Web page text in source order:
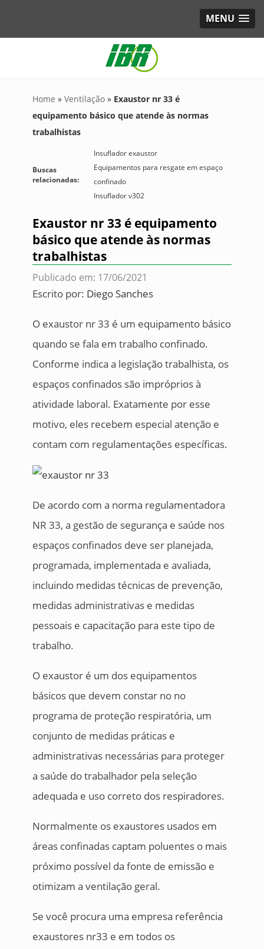
MENU
Home » Ventilação » Exaustor nr 33 é
equipamento básico que atende às normas
trabalhistas
Buscas
relacionadas:
Insuflador exaustor
Equipamentos para resgate em espaço
confinado
Insuflador v302
Exaustor nr 33 é equipamento
básico que atende às normas
trabalhistas
Publicado em: 17/06/2021
Escrito por: Diego Sanches
O exaustor nr 33 é um equipamento básico
quando se fala em trabalho confinado.
Conforme indica a legislação trabalhista, os
espaços confinados são impróprios à
atividade laboral. Exatamente por esse
motivo, eles recebem especial atenção e
contam com regulamentações específicas.
De acordo com a norma regulamentadora
NR 33, a gestão de segurança e saúde nos
espaços confinados deve ser planejada,
programada, implementada e avaliada,
incluindo medidas técnicas de prevenção,
medidas administrativas e medidas
pessoais e capacitação para este tipo de
trabalho.
O exaustor é um dos equipamentos
básicos que devem constar no no
programa de proteção respiratória, um
conjunto de medidas práticas e
administrativas necessárias para proteger
a saúde do trabalhador pela seleção
adequada e uso correto dos respiradores.
Normalmente os exaustores usados em
áreas confinadas captam poluentes o mais
próximo possível da fonte de emissão e
otimizam a ventilação geral.
Se você procura uma empresa referência
exaustores nr33 e em todos os